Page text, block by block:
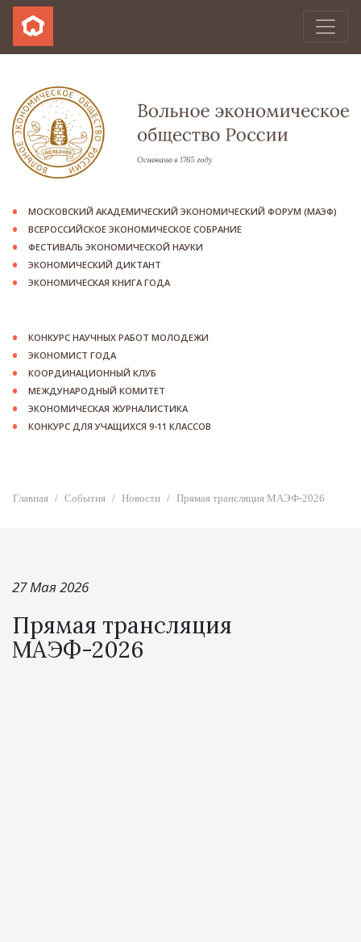
МОСКОВСКИЙ АКАДЕМИЧЕСКИЙ ЭКОНОМИЧЕСКИЙ ФОРУМ (МАЭФ)
ВСЕРОССИЙСКОЕ ЭКОНОМИЧЕСКОЕ СОБРАНИЕ
ФЕСТИВАЛЬ ЭКОНОМИЧЕСКОЙ НАУКИ
ЭКОНОМИЧЕСКИЙ ДИКТАНТ
ЭКОНОМИЧЕСКАЯ КНИГА ГОДА
КОНКУРС НАУЧНЫХ РАБОТ МОЛОДЕЖИ
ЭКОНОМИСТ ГОДА
КООРДИНАЦИОННЫЙ КЛУБ
МЕЖДУНАРОДНЫЙ КОМИТЕТ
ЭКОНОМИЧЕСКАЯ ЖУРНАЛИСТИКА
КОНКУРС ДЛЯ УЧАЩИХСЯ 9-11 КЛАССОВ
Главная События Новости Прямая трансляция МАЭФ-2026
27 Мая 2026
Прямая трансляция
МАЭФ-2026